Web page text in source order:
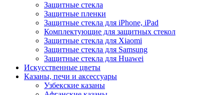
Защитные стекла
Защитные пленки
Защитные стекла для iPhone, iPad
Комплектующие для защитных стекол
Защитные стекла для Xiaomi
Защитные стекла для Samsung
Защитные стекла для Huawei
Искусственные цветы
Казаны, печи и аксессуары
Узбекские казаны